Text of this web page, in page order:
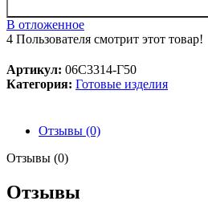
В отложенное
4 Пользователя смотрит этот товар!
Артикул: 06С3314-Г50
Категория: Готовые изделия
Отзывы (0)
Отзывы (0)
Отзывы